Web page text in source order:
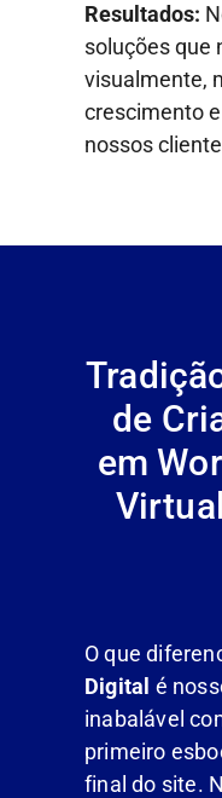
Resultados:
soluções que
visualmente,
crescimento
nossos
de
em
O que
Digital é
inabalável
primeiro
final do site.